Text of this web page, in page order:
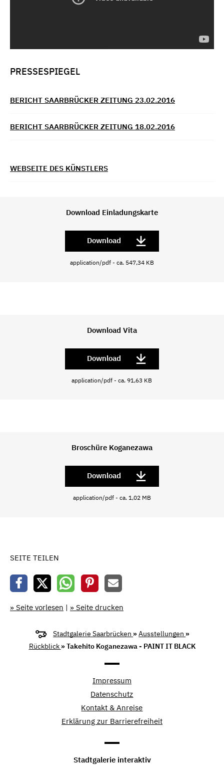
PRESSESPIEGEL
BERICHT SAARBRÜCKER ZEITUNG 23.02.2016
BERICHT SAARBRÜCKER ZEITUNG 18.02.2016
WEBSEITE DES KÜNSTLERS
Download Einladungskarte
Download
application/pdf - ca. 547,34 KB
Download Vita
Download
application/pdf - ca. 91,63 KB
Broschüre Koganezawa
Download
application/pdf - ca. 1,02 MB
SEITE TEILEN
» Seite vorlesen | » Seite drucken
Stadtgalerie Saarbrücken »Ausstellungen »
Rückblick » Takehito Koganezawa - PAINT IT BLACK
Impressum
Datenschutz
Kontakt & Anreise
Erklärung zur Barrierefreiheit
Stadtgalerie interaktiv